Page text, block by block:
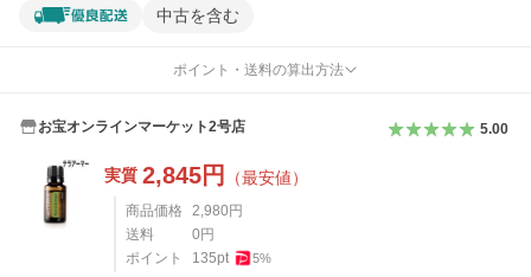
中古を含む
ポイント・送料の算出方法
お宝オンラインマーケット2号店 5.00
実質 2,845円 （最安値）
商品価格 2,980 円
送料
0 円
ポイント
135pt 5%